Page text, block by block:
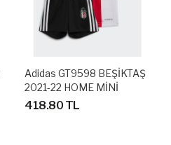
Adidas GT9598 BEŞİKTAŞ
2021-22 HOME MİNİ
BEBEK FUTBOL FORMA
418.80 TL